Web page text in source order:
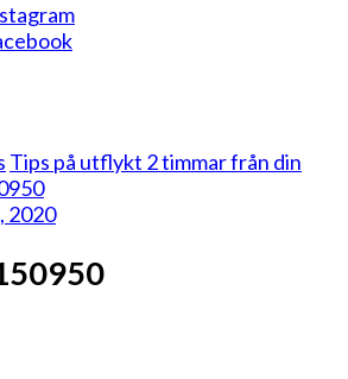
Tips på utflykt 2 timmar från din
2020